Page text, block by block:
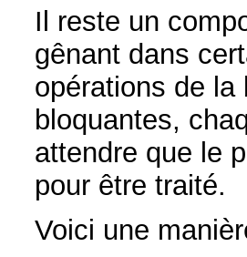
Il reste un
gênant dans
opérations de la
bloquantes,
attendre que le
pour être traité.
Voici une